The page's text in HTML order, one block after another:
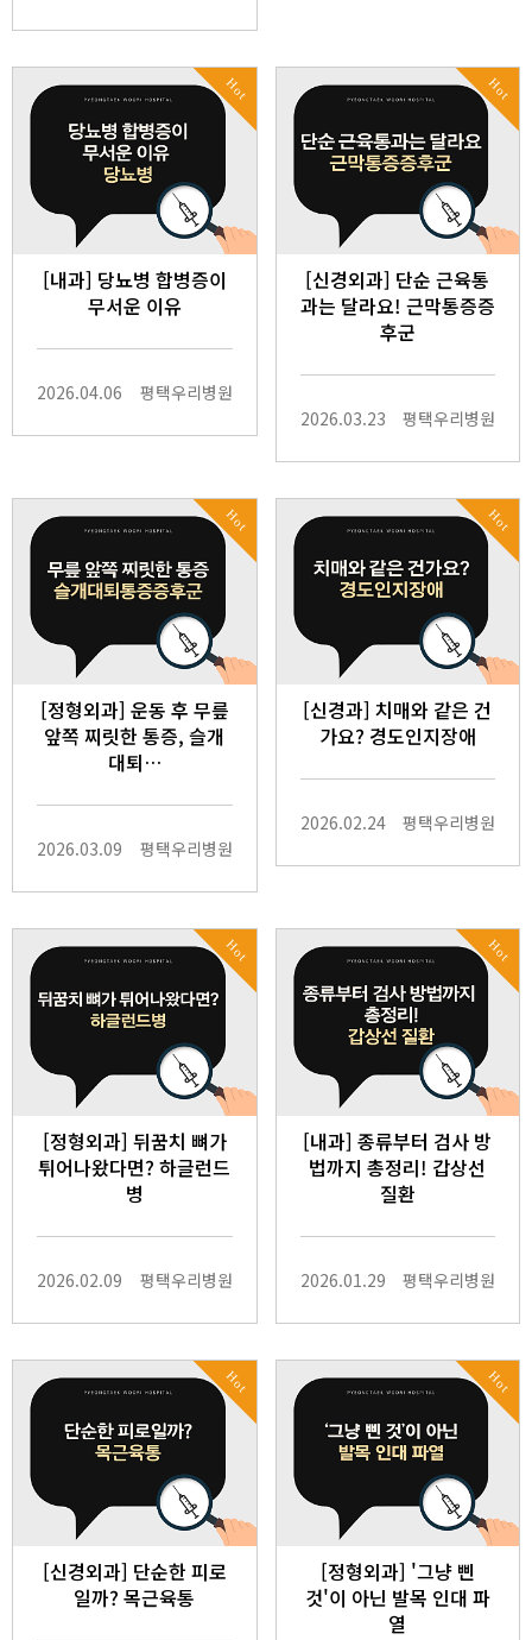
Hot
[내과] 당뇨병 합병증이
무서운 이유
2026.04.06 평택우리병원
Hot
[신경외과] 단순 근육통
과는 달라요! 근막통증증
후군
2026.03.23 평택우리병원
Hot
[정형외과] 운동 후 무릎
앞쪽 찌릿한 통증, 슬개
대퇴…
2026.03.09 평택우리병원
Hot
[신경과] 치매와 같은 건
가요? 경도인지장애
2026.02.24 평택우리병원
Hot
[정형외과] 뒤꿈치 뼈가
튀어나왔다면? 하글런드
병
2026.02.09 평택우리병원
Hot
[내과] 종류부터 검사 방
법까지 총정리! 갑상선
질환
2026.01.29 평택우리병원
Hot
[신경외과] 단순한 피로
일까? 목근육통
Hot
[정형외과] '그냥 삔
것'이 아닌 발목 인대 파
열